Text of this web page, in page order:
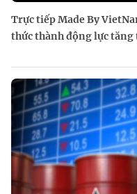
Trực tiếp Made By
thức thành động lực